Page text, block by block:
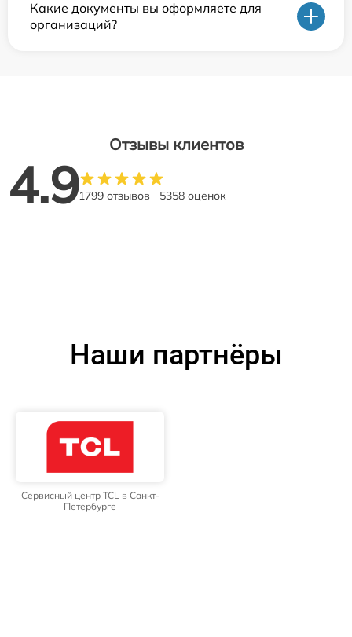
Какие документы вы оформляете для
организаций?
Отзывы клиентов
4.91799 отзывов 5358 оценок
Наши партнёры
Сервисный центр TCL в Санкт-
Петербурге